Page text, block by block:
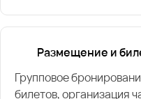
Размещение и
Групповое
билетов, организация